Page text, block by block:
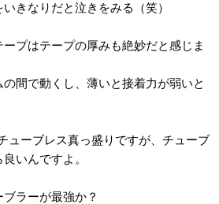
きなりだと泣きをみる（笑）
プはテープの厚みも絶妙だと感じま
間で動くし、薄いと接着力が弱いと
ューブレス真っ盛りですが、チューブ
いんですよ。
ラーが最強か？